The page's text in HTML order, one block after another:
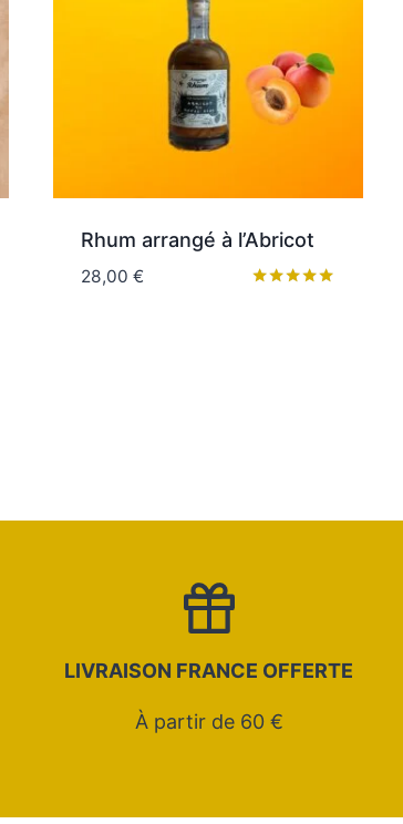
Rhum arrangé à l’Abricot
28,00 €
LIVRAISON FRANCE OFFERTE
À partir de 60 €